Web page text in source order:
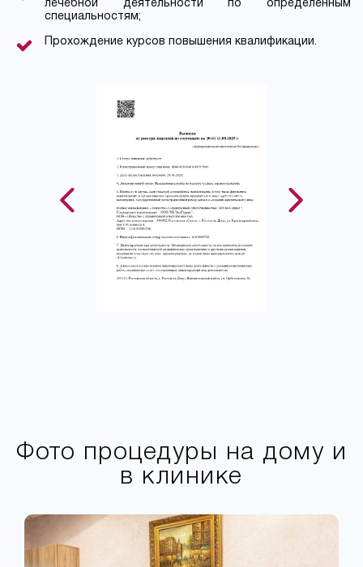
лечебной деятельности по определенным
специальностям;
Прохождение курсов повышения квалификации.
Фото процедуры на дому и
в клинике